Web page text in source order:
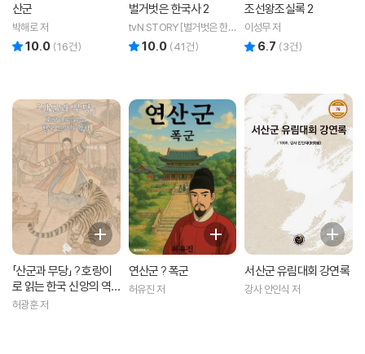
산군
박해로 저
10.0 (16건)
벌거벗은 한국사 2
tvN STORY [벌거벗은 한국
사] 제작진 기획/박선주 글/
이효실 그림/김지영,송웅섭
10.0 (41건)
조선왕조실록 2
이성무 저
6.7 (3건)
「산군과 무당」 ? 호랑이
로 읽는 한국 신앙의 역
사
허광훈 저
연산군 ? 폭군
허유진 저
서산군 유림대회 강연록
강사 안인식 저